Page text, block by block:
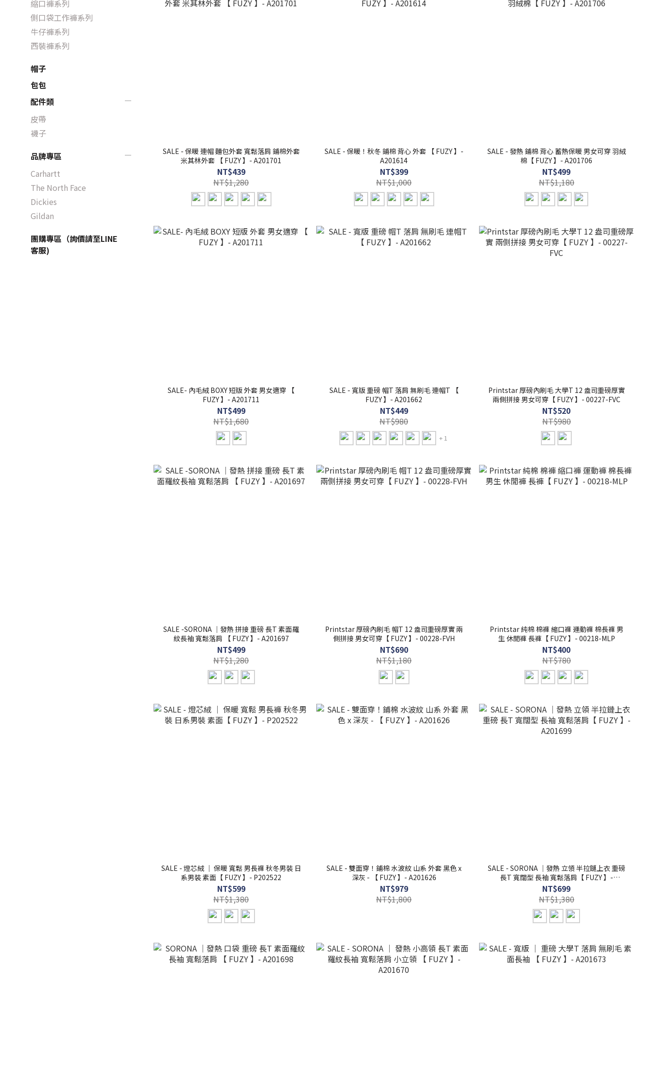
縮口褲系列
側口袋工作褲系列
牛仔褲系列
西裝褲系列
帽子
包包
配件類
皮帶
襪子
品牌專區
Carhartt
The North Face
Dickies
Gildan
團購專區（詢價請至LINE
客服)
SALE - 保暖 連帽 麵包外套 寬鬆落肩 鋪棉外套
米其林外套 【 FUZY 】- A201701
NT$439
NT$1,280
SALE - 保暖！秋冬 鋪棉 背心 外套 【 FUZY 】-
A201614
NT$399
NT$1,000
SALE - 發熱 鋪棉 背心 蓄熱保暖 男女可穿 羽絨
棉【 FUZY 】- A201706
NT$499
NT$1,180
SALE- 內毛絨 BOXY 短版 外套 男女適穿 【
FUZY 】- A201711
NT$499
NT$1,680
SALE - 寬版 重磅 帽T 落肩 無刷毛 連帽T 【
FUZY 】- A201662
NT$449
NT$980
+ 1
Printstar 厚磅內刷毛 大學T 12 盎司重磅厚實
兩側拼接 男女可穿【 FUZY 】- 00227-FVC
NT$520
NT$980
SALE -SORONA ｜發熱 拼接 重磅 長T 素面羅
紋長袖 寬鬆落肩 【 FUZY 】- A201697
NT$499
NT$1,280
Printstar 厚磅內刷毛 帽T 12 盎司重磅厚實 兩
側拼接 男女可穿【 FUZY 】- 00228-FVH
NT$690
NT$1,180
Printstar 純棉 棉褲 縮口褲 運動褲 棉長褲 男
生 休閒褲 長褲【 FUZY 】- 00218-MLP
NT$400
NT$780
SALE - 燈芯絨 ｜ 保暖 寬鬆 男長褲 秋冬男裝 日
系男裝 素面【 FUZY 】- P202522
NT$599
NT$1,380
SALE - 雙面穿！鋪棉 水波紋 山系 外套 黑色 x
深灰 - 【 FUZY 】- A201626
NT$979
NT$1,800
SALE - SORONA ｜發熱 立領 半拉鏈上衣 重磅
長T 寬闊型 長袖 寬鬆落肩【 FUZY 】-
A201699
NT$699
NT$1,380